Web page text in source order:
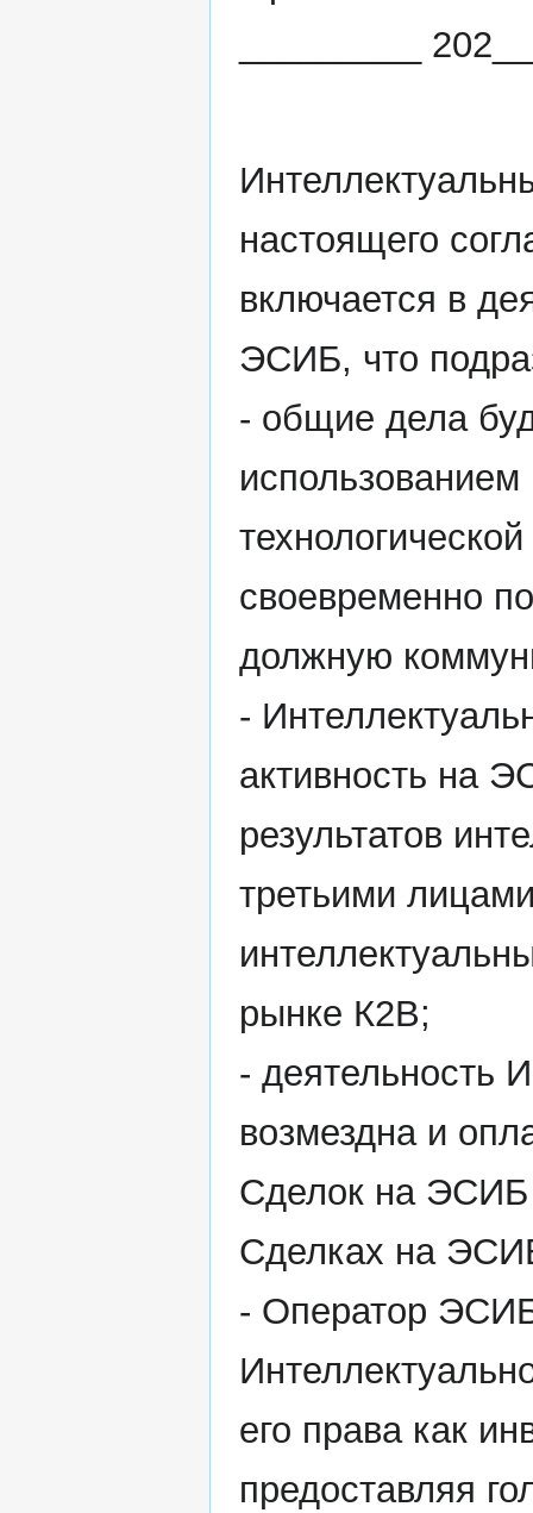
_________
настоящего
включается в
ЭСИБ, что
- общие дела
своевременно
должную
-
активность на
результатов
третьими
рынке К2В;
- деятельность
возмездна и
Сделок на ЭСИБ
Сделках на
- Оператор ЭСИБ
его права как
предоставляя